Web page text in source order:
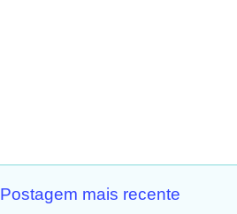
Postagem mais recente